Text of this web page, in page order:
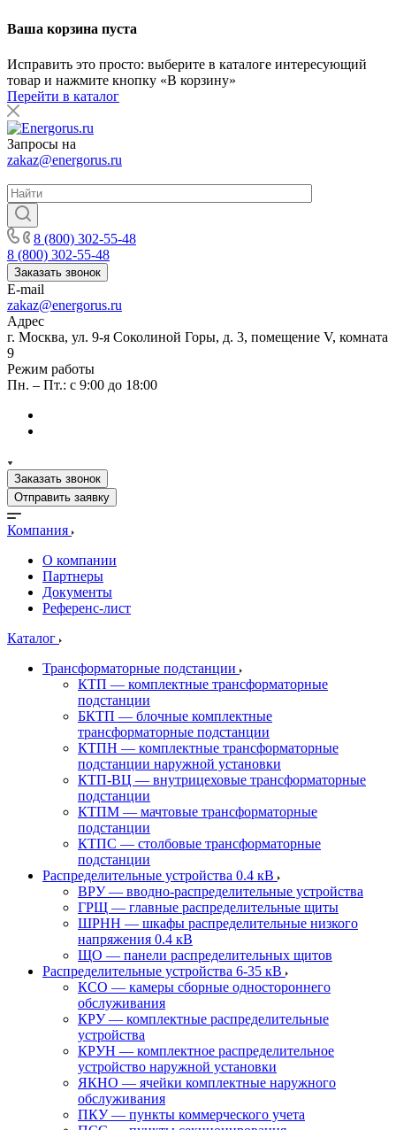
Ваша корзина пуста
Исправить это просто: выберите в каталоге интересующий
товар и нажмите кнопку «В корзину»
Перейти в каталог
Запросы на
zakaz@energorus.ru
8 (800) 302-55-48
8 (800) 302-55-48
Заказать звонок
E-mail
zakaz@energorus.ru
Адрес
г. Москва, ул. 9-я Соколиной Горы, д. 3, помещение V, комната
9
Режим работы
Пн. – Пт.: с 9:00 до 18:00
Заказать звонок
Отправить заявку
Компания
О компании
Партнеры
Документы
Референс-лист
Каталог
Трансформаторные подстанции
КТП — комплектные трансформаторные
подстанции
БКТП — блочные комплектные
трансформаторные подстанции
КТПН — комплектные трансформаторные
подстанции наружной установки
КТП-ВЦ — внутрицеховые трансформаторные
подстанции
КТПМ — мачтовые трансформаторные
подстанции
КТПС — столбовые трансформаторные
подстанции
Распределительные устройства 0.4 кВ
ВРУ — вводно-распределительные устройства
ГРЩ — главные распределительные щиты
ШРНН — шкафы распределительные низкого
напряжения 0.4 кВ
ЩО — панели распределительных щитов
Распределительные устройства 6-35 кВ
КСО — камеры сборные одностороннего
обслуживания
КРУ — комплектные распределительные
устройства
КРУН — комплектное распределительное
устройство наружной установки
ЯКНО — ячейки комплектные наружного
обслуживания
ПКУ — пункты коммерческого учета